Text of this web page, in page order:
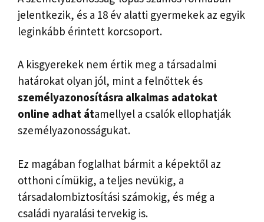
jelentkezik, és a 18 év alatti gyermekek az egyik
leginkább érintett korcsoport.
A kisgyerekek nem értik meg a társadalmi
határokat olyan jól, mint a felnőttek és
személyazonosításra alkalmas adatokat
online adhat átamellyel a csalók ellophatják
személyazonosságukat.
Ez magában foglalhat bármit a képektől az
otthoni címükig, a teljes nevükig, a
társadalombiztosítási számokig, és még a
családi nyaralási tervekig is.